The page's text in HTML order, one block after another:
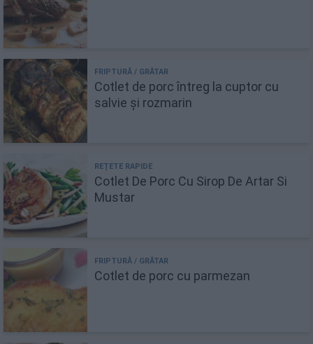
Cotlet de porc întreg la cuptor cu
salvie și rozmarin
Cotlet De Porc Cu Sirop De Artar Si
Mustar
Cotlet de porc cu parmezan